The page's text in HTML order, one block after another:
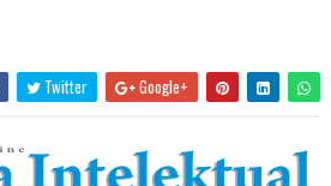
Twitter Google+